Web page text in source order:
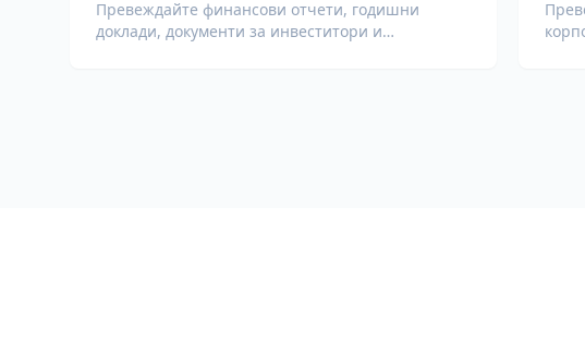
Превеждайте финансови отчети, годишни
доклади, документи за инвеститори и